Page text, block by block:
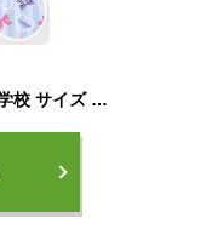
【日本製】シューズバッグ 女の子 上履き入れ 小学校 サイズ [ 上履き袋 上靴入れ 上靴袋 子供 高学年 幼稚園 通園 通学 入学グッズ 小学生 メール便可 パープル ラベンダー ピンク ミント グリーン ブルー 水色 ネイビー ]